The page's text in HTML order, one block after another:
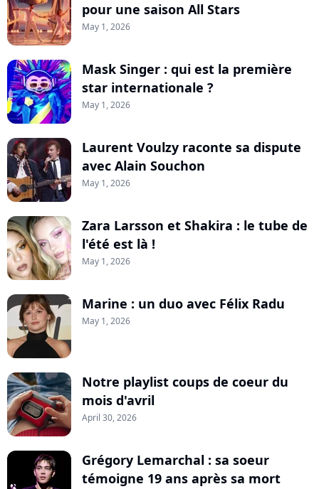
pour une saison All Stars
May 1, 2026
Mask Singer : qui est la première
star internationale ?
May 1, 2026
Laurent Voulzy raconte sa dispute
avec Alain Souchon
May 1, 2026
Zara Larsson et Shakira : le tube de
l'été est là !
May 1, 2026
Marine : un duo avec Félix Radu
May 1, 2026
Notre playlist coups de coeur du
mois d'avril
April 30, 2026
Grégory Lemarchal : sa soeur
témoigne 19 ans après sa mort